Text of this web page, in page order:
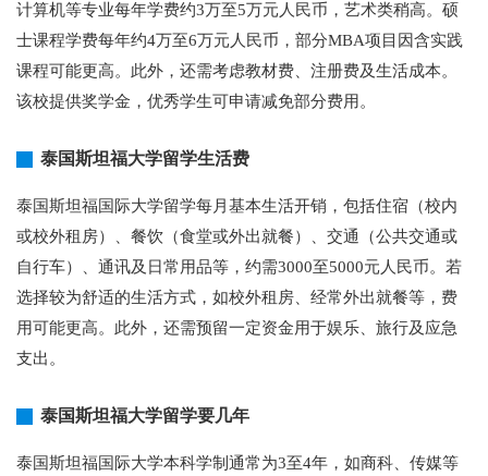
计算机等专业每年学费约3万至5万元人民币，艺术类稍高。硕
士课程学费每年约4万至6万元人民币，部分MBA项目因含实践
课程可能更高。此外，还需考虑教材费、注册费及生活成本。
该校提供奖学金，优秀学生可申请减免部分费用。
泰国斯坦福大学留学生活费
泰国斯坦福国际大学留学每月基本生活开销，包括住宿（校内
或校外租房）、餐饮（食堂或外出就餐）、交通（公共交通或
自行车）、通讯及日常用品等，约需3000至5000元人民币。若
选择较为舒适的生活方式，如校外租房、经常外出就餐等，费
用可能更高。此外，还需预留一定资金用于娱乐、旅行及应急
支出。
泰国斯坦福大学留学要几年
泰国斯坦福国际大学本科学制通常为3至4年，如商科、传媒等